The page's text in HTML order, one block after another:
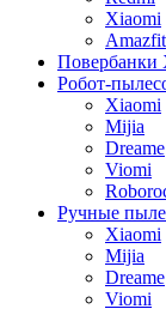
Xiaomi
Amazfit
Повербанки
Робот-
Xiaomi
Mijia
Dreame
Viomi
Ручные
Xiaomi
Mijia
Dreame
Viomi